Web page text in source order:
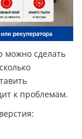
можно сделать
к проблемам.